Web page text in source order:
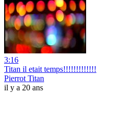
3:16
Titan il etait temps!!!!!!!!!!!!!
Pierrot Titan
il y a 20 ans